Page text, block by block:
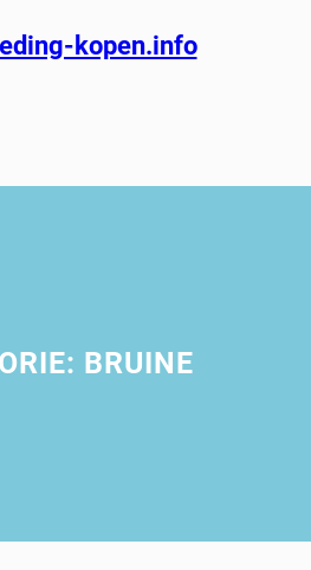
kopen.info
BRUINE